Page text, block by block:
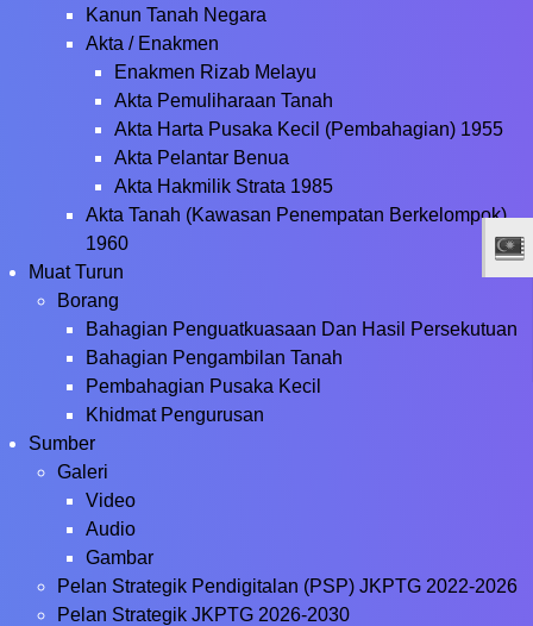
Kanun Tanah Negara
Akta / Enakmen
Enakmen Rizab Melayu
Akta Pemuliharaan Tanah
Akta Harta Pusaka Kecil (Pembahagian) 1955
Akta Pelantar Benua
Akta Hakmilik Strata 1985
Akta Tanah (Kawasan Penempatan Berkelompok),
1960
Muat Turun
Borang
Bahagian Penguatkuasaan Dan Hasil Persekutuan
Bahagian Pengambilan Tanah
Pembahagian Pusaka Kecil
Khidmat Pengurusan
Sumber
Galeri
Video
Audio
Gambar
Pelan Strategik Pendigitalan (PSP) JKPTG 2022-2026
Pelan Strategik JKPTG 2026-2030